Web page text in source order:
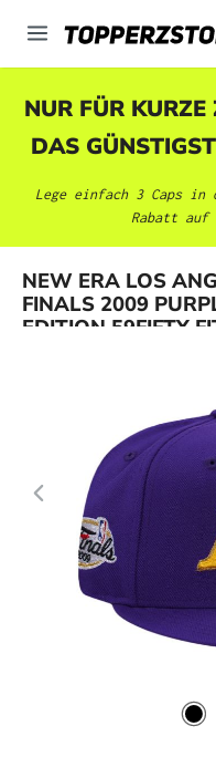
springen
NUR FÜR
DAS
Lege einfach 3 Caps in
Rabatt auf
NEW ERA LOS
FINALS 2009
EDITION 59FIFTY
Bildergalerie überspringen